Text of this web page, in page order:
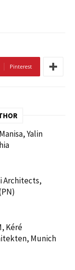
Pinterest
Yalin
Architects,
Kéré
Munich